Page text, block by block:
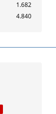
1.682
4.840